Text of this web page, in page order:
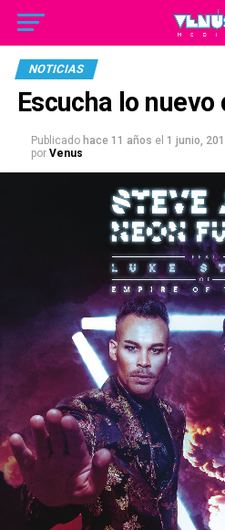
NOTICIAS
Escucha lo
Publicado hace 11 años el 1 junio,
por Venus